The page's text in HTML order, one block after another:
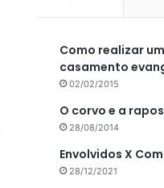
Como realizar
casamento
02/02/2015
O corvo e a
28/08/2014
Envolvidos X
28/12/2021